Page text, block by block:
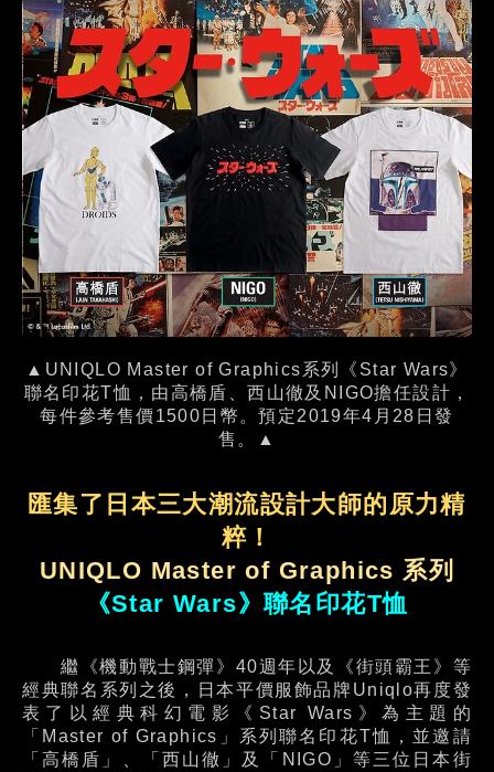
▲UNIQLO Master of Graphics系列《Star Wars》
聯名印花T恤，由高橋盾、西山徹及NIGO擔任設計，
每件參考售價1500日幣。預定2019年4月28日發
售。▲
匯集了日本三大潮流設計大師的原力精
粹！
UNIQLO Master of Graphics 系列
《Star Wars》聯名印花T恤
繼《機動戰士鋼彈》40週年以及《街頭霸王》等
經典聯名系列之後，日本平價服飾品牌Uniqlo再度發
表了以經典科幻電影《Star Wars》為主題的
「Master of Graphics」系列聯名印花T恤，並邀請
「高橋盾」、「西山徹」及「NIGO」等三位日本街